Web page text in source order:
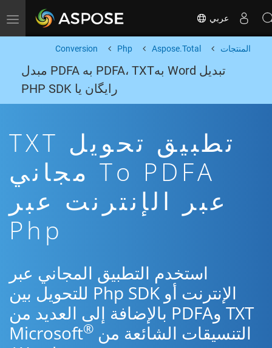
Toggle navigation عربي
المنتجات Aspose.Total
Php
Conversion
تبدیل Word بهPDFA، TXT به PDFA مبدل
رایگان یا PHP SDK
تطبيق تحويل TXT
To PDFA مجاني
عبر الإنترنت عبر
Php
استخدم التطبيق المجاني عبر
الإنترنت أو Php SDK للتحويل بين
TXT وPDFA بالإضافة إلى العديد من
التنسيقات الشائعة من Microsoft ®